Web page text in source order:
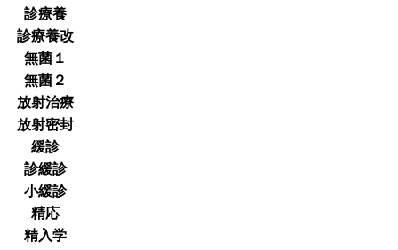
診療養
診療養改
無菌１
無菌２
放射治療
放射密封
緩診
診緩診
小緩診
精応
精入学